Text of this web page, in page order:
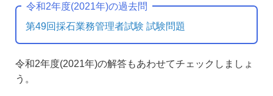
令和2年度(2021年)の過去問
第49回採石業務管理者試験 試験問題
令和2年度(2021年)の解答もあわせてチェックしましょ
う。